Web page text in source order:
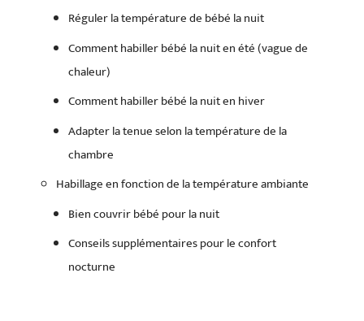
Réguler la température de bébé la nuit
Comment habiller bébé la nuit en été (vague de
chaleur)
Comment habiller bébé la nuit en hiver
Adapter la tenue selon la température de la
chambre
Habillage en fonction de la température ambiante
Bien couvrir bébé pour la nuit
Conseils supplémentaires pour le confort
nocturne